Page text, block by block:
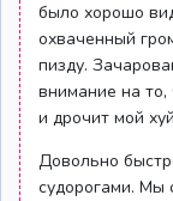
было хорошо
охваченный
пизду.
внимание на то,
и дрочит мой
Довольно
судорогами. Мы